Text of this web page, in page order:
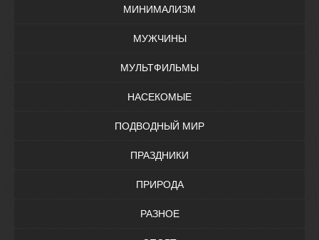
МИНИМАЛИЗМ
МУЖЧИНЫ
МУЛЬТФИЛЬМЫ
НАСЕКОМЫЕ
ПОДВОДНЫЙ МИР
ПРАЗДНИКИ
ПРИРОДА
РАЗНОЕ